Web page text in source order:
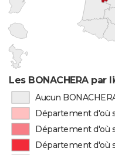
Les BONACHERA par
Aucun
Département d'où
Département d'où
Département d'où